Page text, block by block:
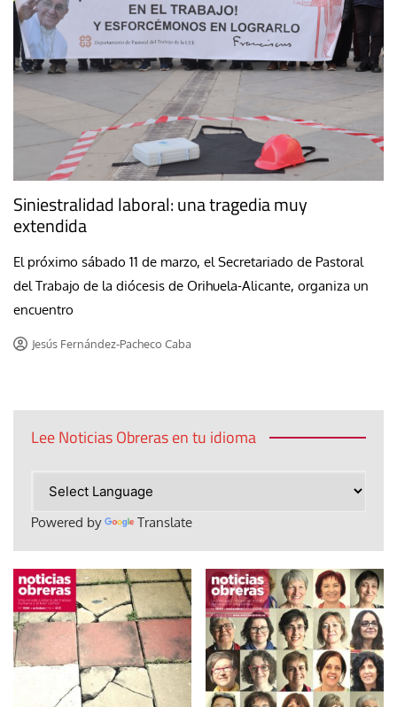
Siniestralidad laboral: una tragedia muy
extendida
El próximo sábado 11 de marzo, el Secretariado de Pastoral
del Trabajo de la diócesis de Orihuela-Alicante, organiza un
encuentro
Jesús Fernández-Pacheco Caba
Lee Noticias Obreras en tu idioma
Powered by Translate